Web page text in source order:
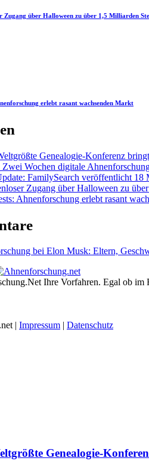
Zugang über Halloween zu über 1,5 Milliarden
erlebt rasant wachsenden Markt
Genealogie-Konferenz
Wochen digitale
FamilySearch veröffentlicht 18
Zugang über Halloween zu
Ahnenforschung erlebt rasant
bei Elon Musk: Eltern,
Ihre Vorfahren. Egal ob
| Impressum Datenschutz
Genealogie-